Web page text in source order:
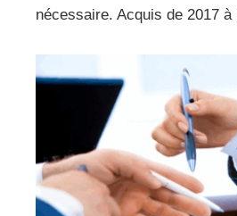
nécessaire. Acquis de 2017 à